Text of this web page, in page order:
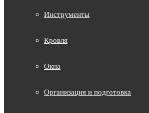
Инструменты
Кровля
Окна
Организация и подготовка